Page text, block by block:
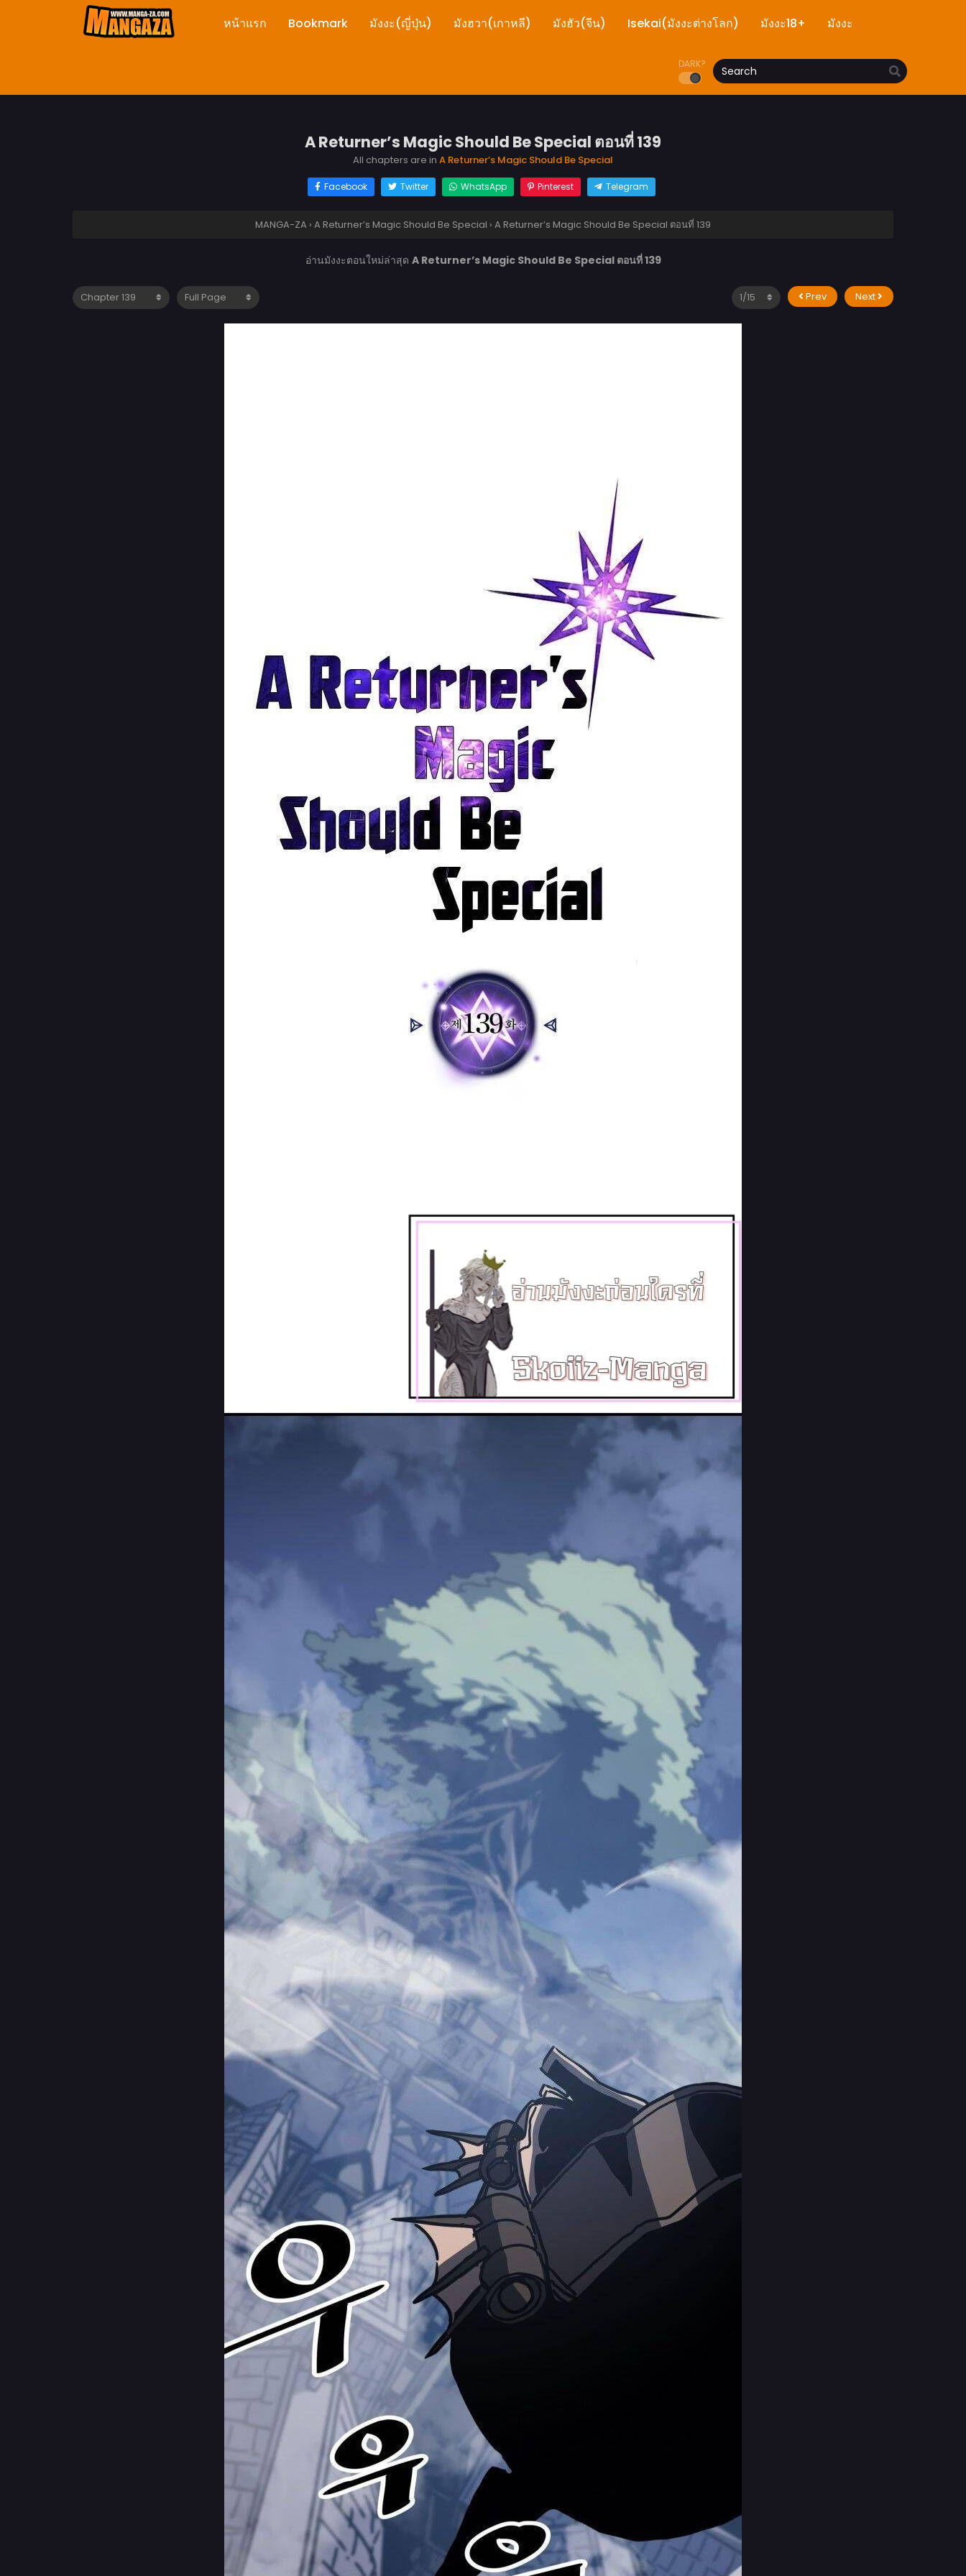
หน้าแรก Bookmark มังงะ(ญี่ปุ่น) มังฮวา(เกาหลี) มังฮัว(จีน) Isekai(มังงะต่างโลก) มังงะ18+ มังงะ
DARK?
A Returner’s Magic Should Be Special ตอนที่ 139
All chapters are in A Returner’s Magic Should Be Special
Facebook Twitter WhatsApp Pinterest Telegram
MANGA-ZA › A Returner’s Magic Should Be Special › A Returner’s Magic Should Be Special ตอนที่ 139
อ่านมังงะตอนใหม่ล่าสุด A Returner’s Magic Should Be Special ตอนที่ 139
Prev Next